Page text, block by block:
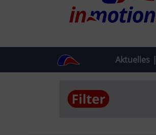
Aktuelles |